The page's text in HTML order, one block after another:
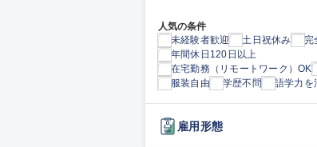
人気の条件
未経験者歓迎
土日祝休み
完
年間休日120日以上
在宅勤務（リモートワーク）OK
服装自由
学歴不問 語学力を
雇用形態